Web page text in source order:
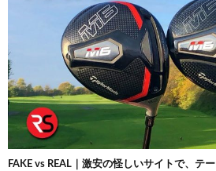
FAKE vs REAL｜激安の怪しいサイトで、テ